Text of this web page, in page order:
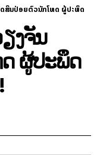
ດສິນປ່ອຍຕົວນັກໂທດ ຜູ້ປະພຶດ
ງຈັນ
ຜູ້ປະພຶດ